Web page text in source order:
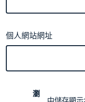
個人網站網址
瀏